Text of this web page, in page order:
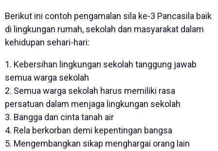
Berikut ini contoh pengamalan sila ke-3 Pancasila baik
di lingkungan rumah, sekolah dan masyarakat dalam
kehidupan sehari-hari:
1. Kebersihan lingkungan sekolah tanggung jawab
semua warga sekolah
2. Semua warga sekolah harus memiliki rasa
persatuan dalam menjaga lingkungan sekolah
3. Bangga dan cinta tanah air
4. Rela berkorban demi kepentingan bangsa
5. Mengembangkan sikap menghargai orang lain